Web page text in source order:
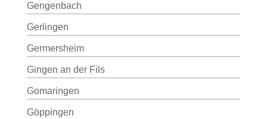
Gengenbach
Gerlingen
Germersheim
Gingen an der Fils
Gomaringen
Göppingen